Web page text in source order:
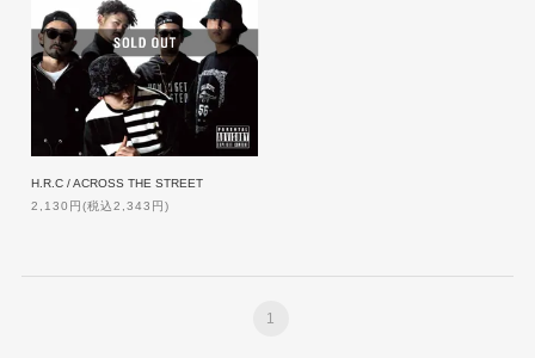
H.R.C / ACROSS THE STREET
2,130円(税込2,343円)
1